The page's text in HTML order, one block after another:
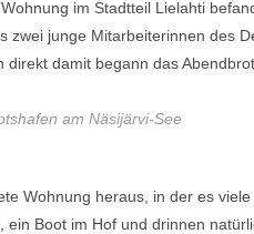
im Stadtteil Lielahti
junge Mitarbeiterinnen des
damit begann das
am Näsijärvi-See
Wohnung heraus, in der es
Boot im Hof und drinnen